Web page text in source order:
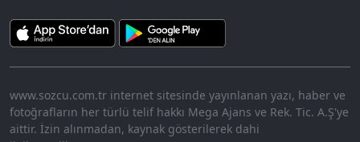
www.sozcu.com.tr internet sitesinde yayınlanan yazı, haber ve
fotoğrafların her türlü telif hakkı Mega Ajans ve Rek. Tic. A.Ş'ye
aittir. İzin alınmadan, kaynak gösterilerek dahi